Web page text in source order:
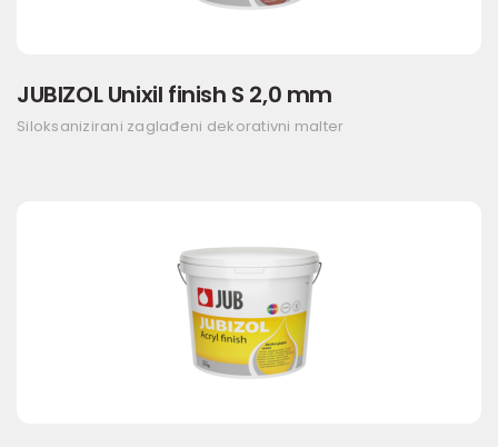
JUBIZOL Unixil finish S 2,0 mm
Siloksanizirani zaglađeni dekorativni malter